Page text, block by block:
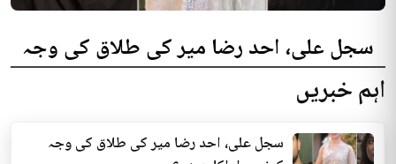
سجل علی، احد رضا میر کی طلاق کی وجہ
کونسی اداکارہ بنی؟
میں اُن کی جانب سے سجل علی...
فن و فنکار | 4 years پہلے
اہم خبریں
سجل علی، احد رضا میر کی طلاق کی وجہ